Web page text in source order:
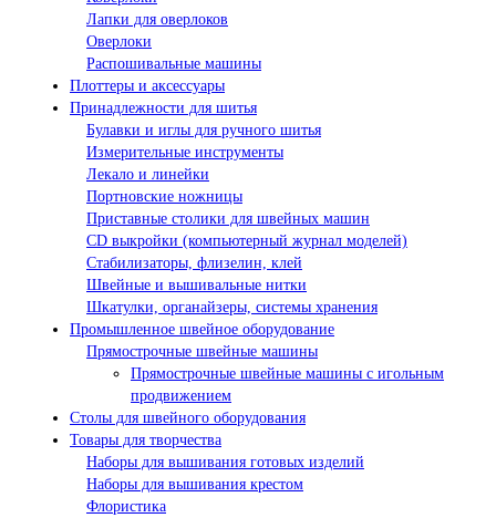
Лапки для оверлоков
Оверлоки
Распошивальные машины
Плоттеры и аксессуары
Принадлежности для шитья
Булавки и иглы для ручного шитья
Измерительные инструменты
Лекало и линейки
Портновские ножницы
Приставные столики для швейных машин
СD выкройки (компьютерный журнал моделей)
Стабилизаторы, флизелин, клей
Швейные и вышивальные нитки
Шкатулки, органайзеры, системы хранения
Промышленное швейное оборудование
Прямострочные швейные машины
Прямострочные швейные машины с игольным
продвижением
Столы для швейного оборудования
Товары для творчества
Наборы для вышивания готовых изделий
Наборы для вышивания крестом
Флористика